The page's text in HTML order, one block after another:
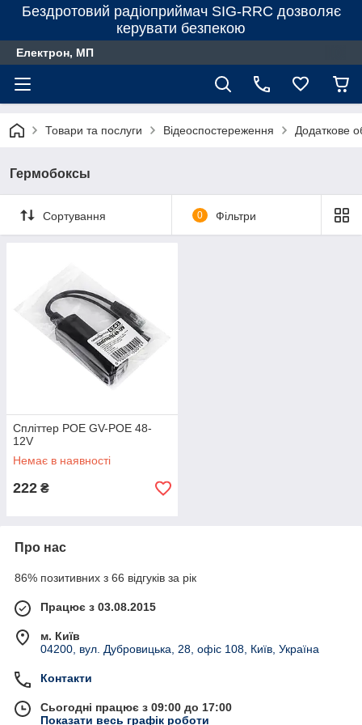
Бездротовий радіоприймач SIG-RRC дозволяє
керувати безпекою
Електрон, МП
Товари та послуги Відеоспостереження Додаткове
Гермобоксы
Сортування 0 Фільтри
Cпліттер POE GV-POE 48-
12V
Немає в наявності
222 ₴
Про нас
86% позитивних з 66 відгуків за рік
Працює з 03.08.2015
м. Київ
04200, вул. Дубровицька, 28, офіс 108, Київ, Україна
Контакти
Сьогодні працює з 09:00 до 17:00
Показати весь графік роботи